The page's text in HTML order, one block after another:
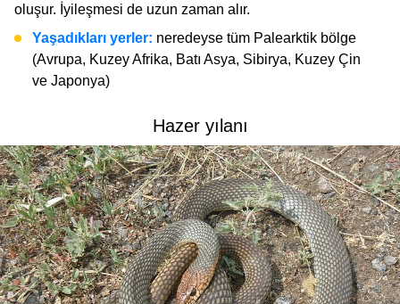
oluşur. İyileşmesi de uzun zaman alır.
Yaşadıkları yerler: neredeyse tüm Palearktik bölge
(Avrupa, Kuzey Afrika, Batı Asya, Sibirya, Kuzey Çin
ve Japonya)
Hazer yılanı